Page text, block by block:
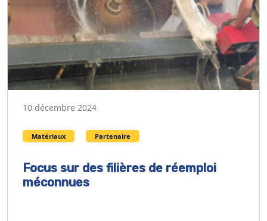
10 décembre 2024
Matériaux Partenaire
Focus sur des filières de réemploi
méconnues